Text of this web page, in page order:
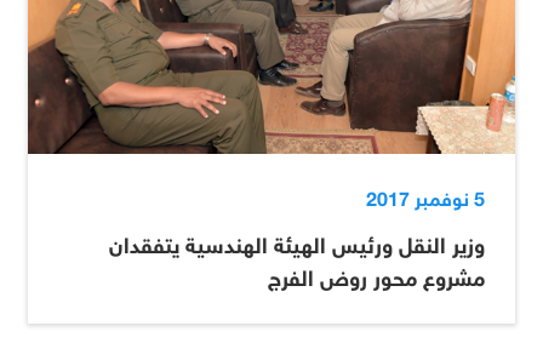
5 نوفمبر 2017
وزير النقل ورئيس الهيئة الهندسية يتفقدان
مشروع محور روض الفرج